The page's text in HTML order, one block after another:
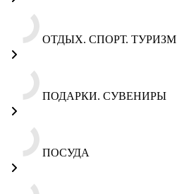
ОТДЫХ. СПОРТ. ТУРИЗМ
ПОДАРКИ. СУВЕНИРЫ
ПОСУДА